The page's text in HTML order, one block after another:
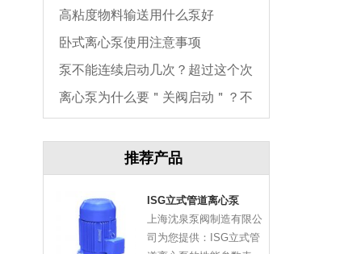
高粘度物料输送用什么泵好
卧式离心泵使用注意事项
泵不能连续启动几次？超过这个次
数，电机必坏
离心泵为什么要＂关阀启动＂？不
推荐产品
ISG立式管道离心泵
上海沈泉泵阀制造有限公
司为您提供：ISG立式管